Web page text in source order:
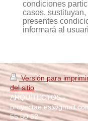
condiciones
casos,
presentes
informará al
Versión para
del sitio
ARQUITECTOS -
55 60 62